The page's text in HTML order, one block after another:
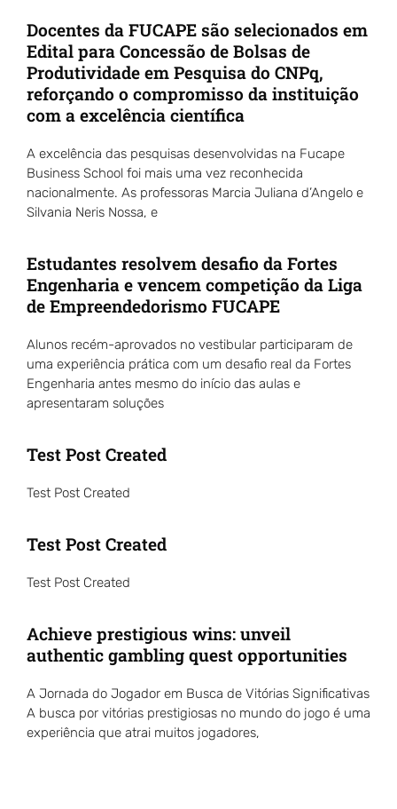
Docentes da FUCAPE são selecionados em
Edital para Concessão de Bolsas de
Produtividade em Pesquisa do CNPq,
reforçando o compromisso da instituição
com a excelência científica
A excelência das pesquisas desenvolvidas na Fucape
Business School foi mais uma vez reconhecida
nacionalmente. As professoras Marcia Juliana d’Angelo e
Silvania Neris Nossa, e
Estudantes resolvem desafio da Fortes
Engenharia e vencem competição da Liga
de Empreendedorismo FUCAPE
Alunos recém-aprovados no vestibular participaram de
uma experiência prática com um desafio real da Fortes
Engenharia antes mesmo do início das aulas e
apresentaram soluções
Test Post Created
Test Post Created
Test Post Created
Test Post Created
Achieve prestigious wins: unveil
authentic gambling quest opportunities
A Jornada do Jogador em Busca de Vitórias Significativas
A busca por vitórias prestigiosas no mundo do jogo é uma
experiência que atrai muitos jogadores,